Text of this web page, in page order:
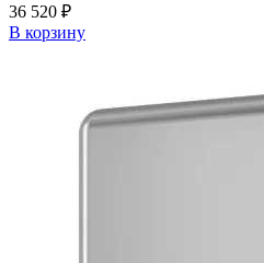
36 520 ₽
В корзину